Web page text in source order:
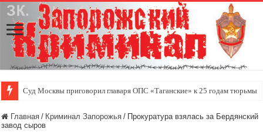
Суд Москвы приговорил главаря ОПС «Таганские» к 25 годам тюрьмы
Главная / Криминал Запорожья / Прокуратура взялась за Бердянский
завод сыров